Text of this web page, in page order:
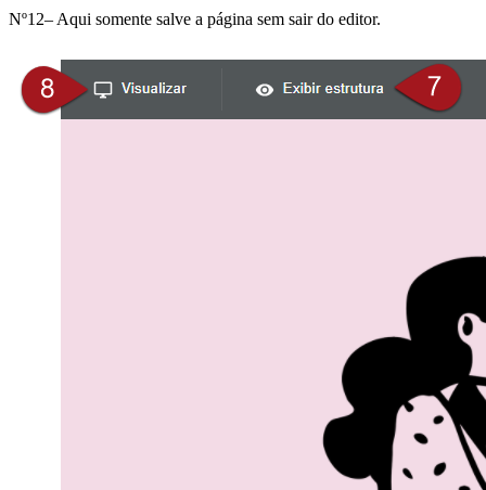
Nº12– Aqui somente salve a página sem sair do editor.